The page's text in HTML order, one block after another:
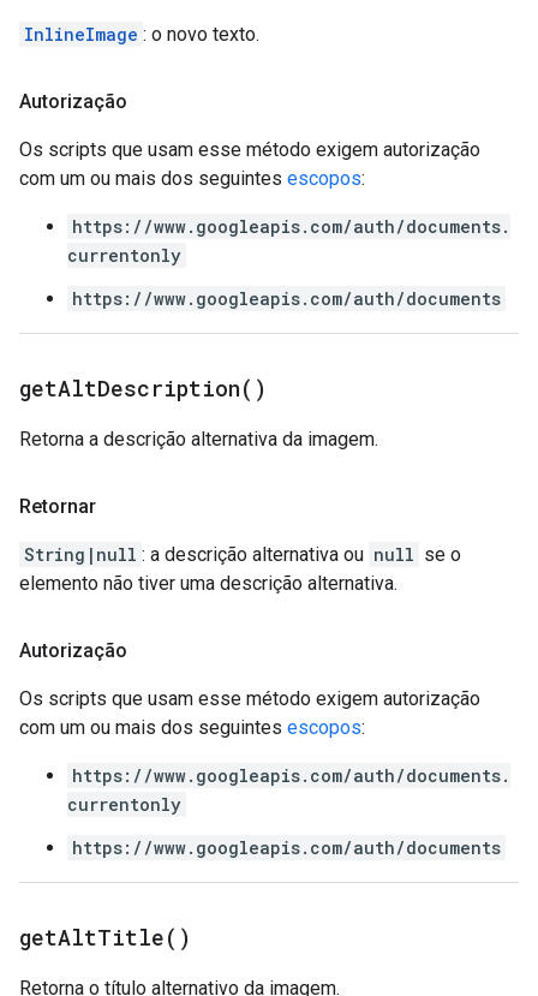
InlineImage : o novo texto.
Autorização
Os scripts que usam esse método exigem autorização
com um ou mais dos seguintes escopos:
https://www.googleapis.com/auth/documents.
currentonly
https://www.googleapis.com/auth/documents
getAltDescription( )
Retorna a descrição alternativa da imagem.
Retornar
String|null : a descrição alternativa ou null se o
elemento não tiver uma descrição alternativa.
Autorização
Os scripts que usam esse método exigem autorização
com um ou mais dos seguintes escopos:
https://www.googleapis.com/auth/documents.
currentonly
https://www.googleapis.com/auth/documents
getAltTitle( )
Retorna o título alternativo da imagem.